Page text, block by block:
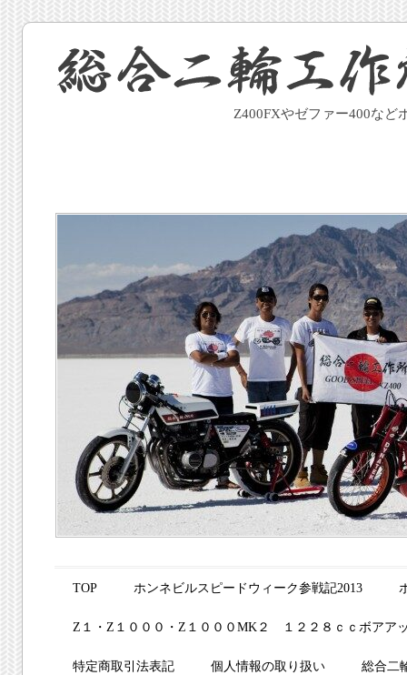
Z400FXやゼファー400など
Main menu
Skip to content
TOP ホンネビルスピードウィーク参戦記2013
Z１・Z１０００・Z１０００MK２ １２２８ｃｃボアア
特定商取引法表記 個人情報の取り扱い 総合二